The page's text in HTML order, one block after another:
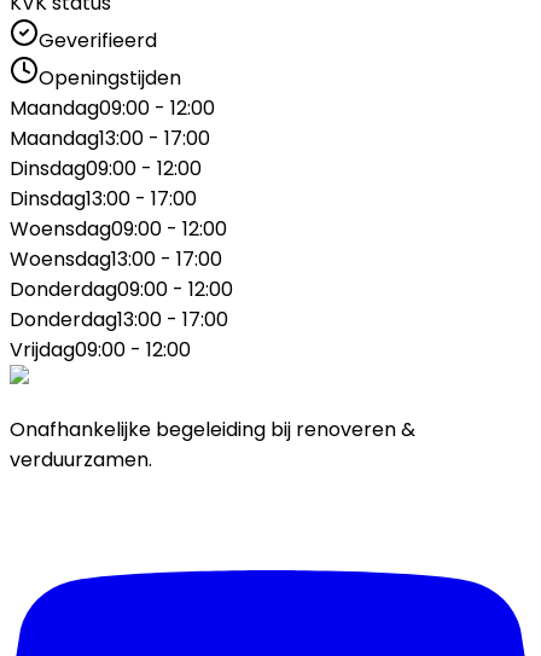
Geverifieerd
Openingstijden
Maandag09:00 - 12:00
Maandag13:00 - 17:00
Dinsdag09:00 - 12:00
Dinsdag13:00 - 17:00
Woensdag09:00 - 12:00
Woensdag13:00 - 17:00
Donderdag09:00 - 12:00
Donderdag13:00 - 17:00
Vrijdag09:00 - 12:00
Onafhankelijke begeleiding bij renoveren &
verduurzamen.